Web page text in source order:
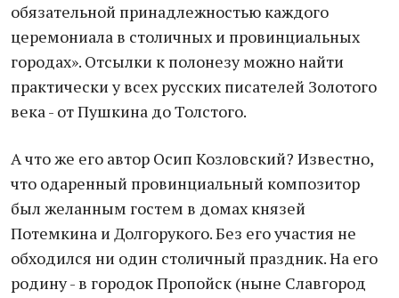
обязательной принадлежностью каждого
церемониала в столичных и провинциальных
городах». Отсылки к полонезу можно найти
практически у всех русских писателей Золотого
века - от Пушкина до Толстого.
А что же его автор Осип Козловский? Известно,
что одаренный провинциальный композитор
был желанным гостем в домах князей
Потемкина и Долгорукого. Без его участия не
обходился ни один столичный праздник. На его
родину - в городок Пропойск (ныне Славгород